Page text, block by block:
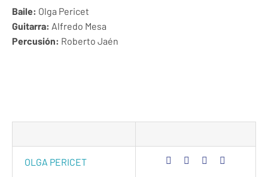
Baile: Olga Pericet
Guitarra: Alfredo Mesa
Percusión: Roberto Jaén
OLGA PERICET